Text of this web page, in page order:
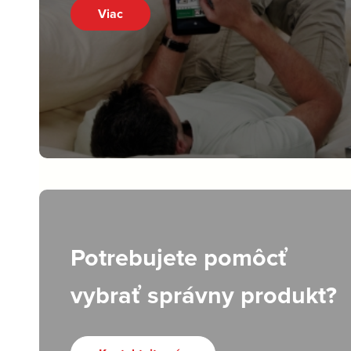
Viac
Potrebujete pomôcť
vybrať správny produkt?